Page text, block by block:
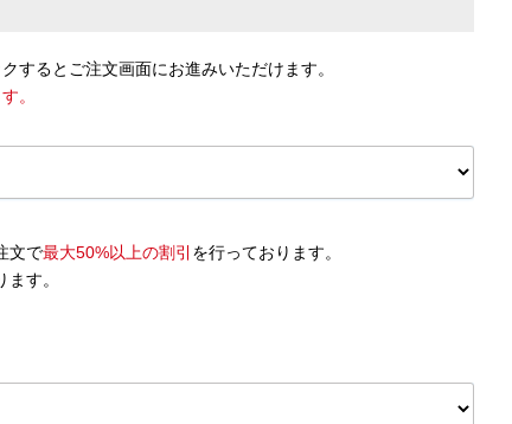
するとご注文画面にお進みいただけます。
。
文で最大50%以上の割引 を行っております。
す。